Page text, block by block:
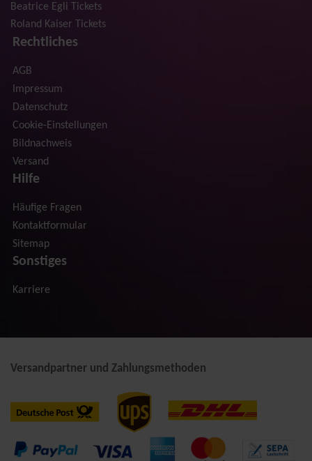
Beatrice Egli Tickets
Roland Kaiser Tickets
Rechtliches
AGB
Impressum
Datenschutz
Cookie-Einstellungen
Bildnachweis
Versand
Hilfe
Häufige Fragen
Kontaktformular
Sitemap
Sonstiges
Karriere
Versandpartner und Zahlungsmethoden